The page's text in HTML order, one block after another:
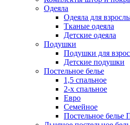
Одеяла
Одеяла для
Тканые одеяла
Детские одеяла
Подушки
Подушки для
Детские подушки
Постельное белье
1,5 спальное
2-х спальное
Евро
Семейное
Постельное